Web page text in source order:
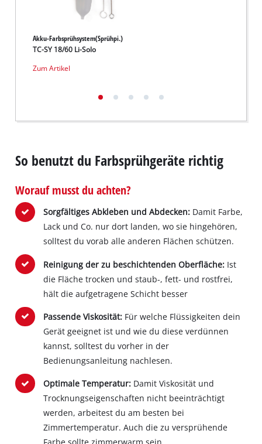
Akku-Farbsprühsystem(Sprühpi.)
TC-SY 18/60 Li-Solo
Zum Artikel
So benutzt du Farbsprühgeräte richtig
Worauf musst du achten?
Sorgfältiges Abkleben und Abdecken:Damit Farbe,
Lack und Co. nur dort landen, wo sie hingehören,
solltest du vorab alle anderen Flächen schützen.
Reinigung der zu beschichtenden Oberfläche:Ist
die Fläche trocken und staub-, fett- und rostfrei,
hält die aufgetragene Schicht besser
Passende Viskosität:Für welche Flüssigkeiten dein
Gerät geeignet ist und wie du diese verdünnen
kannst, solltest du vorher in der
Bedienungsanleitung nachlesen.
Optimale Temperatur:Damit Viskosität und
Trocknungseigenschaften nicht beeinträchtigt
werden, arbeitest du am besten bei
Zimmertemperatur. Auch die zu versprühende